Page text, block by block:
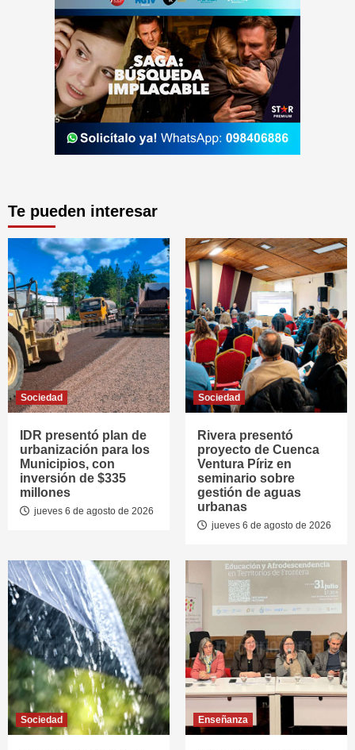
Te pueden interesar
Sociedad
IDR presentó plan de
urbanización para los
Municipios, con
inversión de $335
millones
jueves 6 de agosto de 2026
Sociedad
Rivera presentó
proyecto de Cuenca
Ventura Píriz en
seminario sobre
gestión de aguas
urbanas
jueves 6 de agosto de 2026
Sociedad Enseñanza